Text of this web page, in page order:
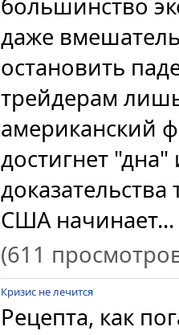
большинство
даже
остановить
трейдерам
американский
достигнет "дна"
США начинает...
(611
Кризис не лечится
Рецепта, как